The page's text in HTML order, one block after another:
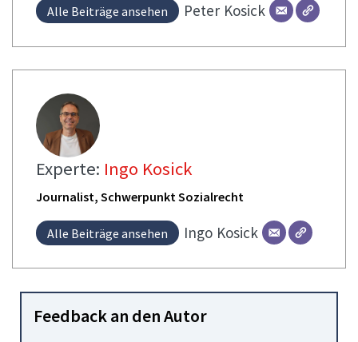
Alle Beiträge ansehen Peter Kosick
Experte: Ingo Kosick
Journalist, Schwerpunkt Sozialrecht
Alle Beiträge ansehen Ingo Kosick
Feedback an den Autor